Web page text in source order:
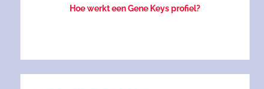
Hoe werkt een Gene Keys profiel?